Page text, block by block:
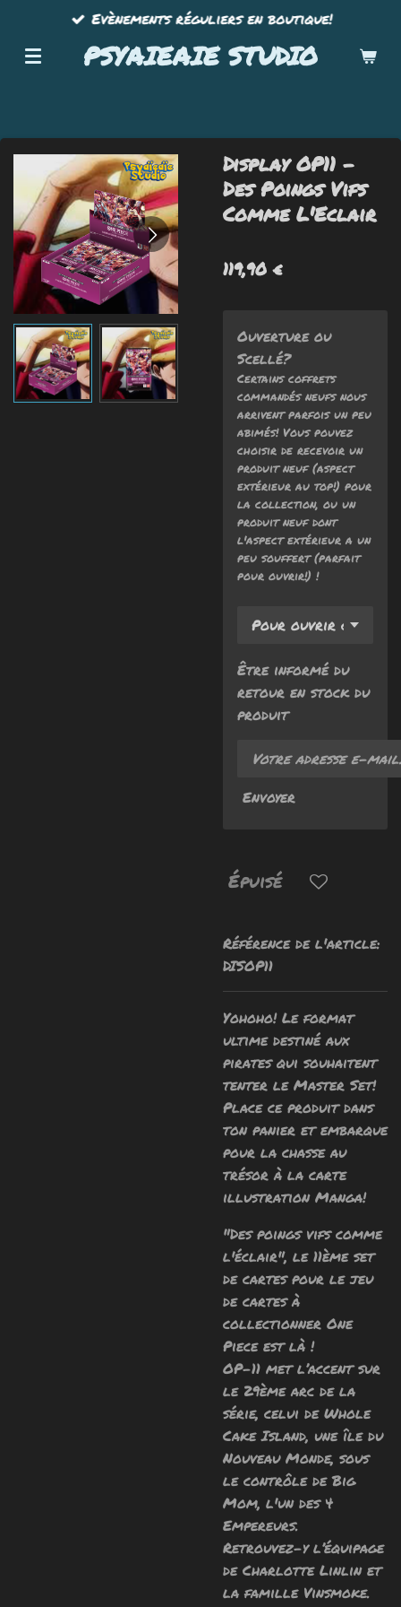
contenu
PSYAIEAIE STUDIO
Evènements réguliers en boutique!
Display OP11 -
Des Poings Vifs
Comme L'Eclair
119,90 €
Ouverture ou
Scellé?
Certains coffrets
commandés neufs nous
arrivent parfois un peu
abimés! Vous pouvez
choisir de recevoir un
produit neuf (aspect
extérieur au top!) pour
la collection, ou un
produit neuf dont
l'aspect extérieur a un
peu souffert (parfait
pour ouvrir!) !
Être informé du
retour en stock du
produit
Envoyer
Épuisé
Référence de l'article:
DISOP11
Yohoho! Le format
ultime destiné aux
pirates qui souhaitent
tenter le Master Set!
Place ce produit dans
ton panier et embarque
pour la chasse au
trésor à la carte
illustration Manga!
"Des poings vifs comme
l'éclair", le 11ème set
de cartes pour le jeu
de cartes à
collectionner One
Piece est là !
OP-11 met l’accent sur
le 29ème arc de la
série, celui de Whole
Cake Island, une île du
Nouveau Monde, sous
le contrôle de Big
Mom, l'un des 4
Empereurs.
Retrouvez-y l’équipage
de Charlotte Linlin et
la famille Vinsmoke.